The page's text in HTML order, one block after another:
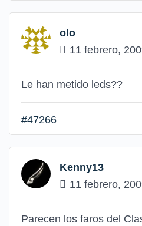
olo
11 febrero,
Le han metido leds??
#47266
Kenny13
11 febrero,
Parecen los faros del